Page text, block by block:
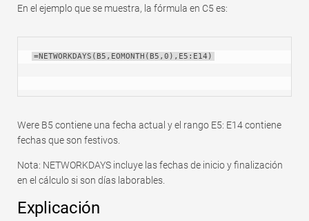
En el ejemplo que se muestra, la fórmula en C5 es:
=NETWORKDAYS(B5,EOMONTH(B5,0),E5:E14)
Were B5 contiene una fecha actual y el rango E5: E14 contiene
fechas que son festivos.
Nota: NETWORKDAYS incluye las fechas de inicio y finalización
en el cálculo si son días laborables.
Explicación